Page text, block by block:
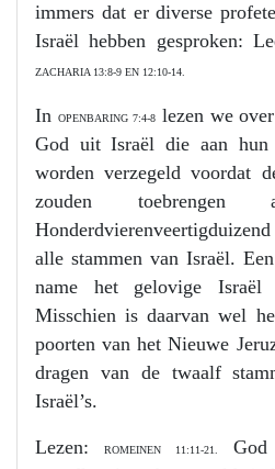
immers dat er diverse
Israël hebben gesproken:
ZACHARIA 13:8-9 EN 12:10-14.
In OPENBARING 7:4-8lezen we
God uit Israël die aan hun
worden verzegeld voordat
zouden
alle stammen van Israël.
name het gelovige Israël
Misschien is daarvan wel
poorten van het Nieuwe
dragen van de twaalf
Israël’s.
Lezen:ROMEINEN 11:11-21.